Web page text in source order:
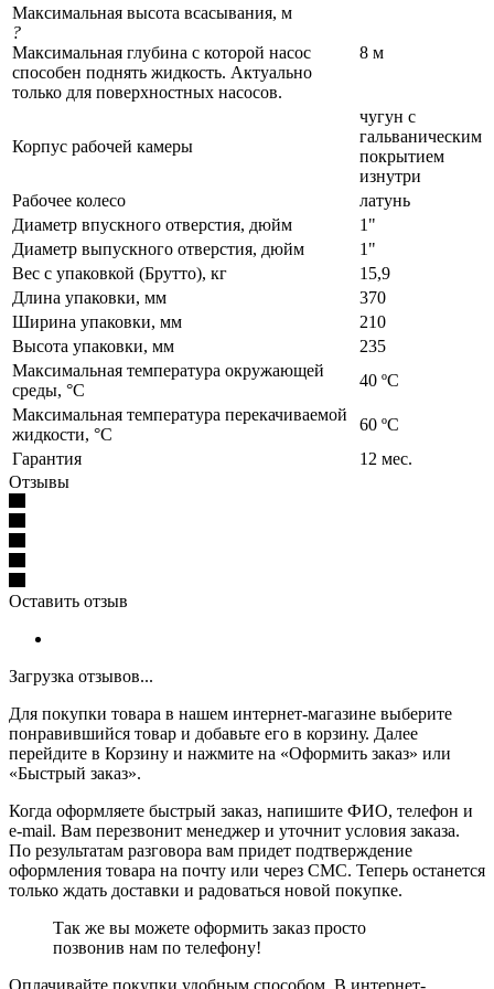
Максимальная высота всасывания, м
?
Максимальная глубина с которой насос
способен поднять жидкость. Актуально
только для поверхностных насосов.
8 м
Корпус рабочей камеры
чугун с
гальваническим
покрытием
изнутри
Рабочее колесо
латунь
Диаметр впускного отверстия, дюйм
1"
Диаметр выпускного отверстия, дюйм
1"
Вес с упаковкой (Брутто), кг
15,9
Длина упаковки, мм
370
Ширина упаковки, мм
210
Высота упаковки, мм
235
Максимальная температура окружающей
среды, °C
40 ºС
Максимальная температура перекачиваемой
жидкости, °C
60 ºС
Гарантия
12 мес.
Отзывы
Оставить отзыв
Загрузка отзывов...
Для покупки товара в нашем интернет-магазине выберите
понравившийся товар и добавьте его в корзину. Далее
перейдите в Корзину и нажмите на «Оформить заказ» или
«Быстрый заказ».
Когда оформляете быстрый заказ, напишите ФИО, телефон и
e-mail. Вам перезвонит менеджер и уточнит условия заказа.
По результатам разговора вам придет подтверждение
оформления товара на почту или через СМС. Теперь останется
только ждать доставки и радоваться новой покупке.
Так же вы можете оформить заказ просто
позвонив нам по телефону!
Оплачивайте покупки удобным способом. В интернет-